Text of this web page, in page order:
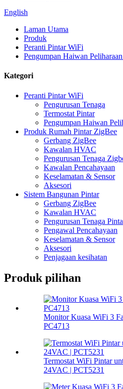
English
Laman Utama
Produk
Peranti Pintar WiFi
Pengumpan Haiwan
Kategori
Peranti Pintar WiFi
Pengurusan Tenaga
Termostat Pintar
Pengumpan Haiwan
Produk Rumah Pintar ZigBee
Gerbang ZigBee
Kawalan HVAC
Pengurusan Tenaga
Kawalan Pencahayaan
Keselamatan & Sensor
Aksesori
Sistem Bangunan Pintar
Gerbang ZigBee
Kawalan HVAC
Pengurusan Tenaga
Pengawal Pencahayaan
Keselamatan & Sensor
Aksesori
Penjagaan kesihatan
Produk pilihan
Monitor Kuasa WiFi 3
PC4713
Termostat WiFi Pintar
24VAC | PCT5231